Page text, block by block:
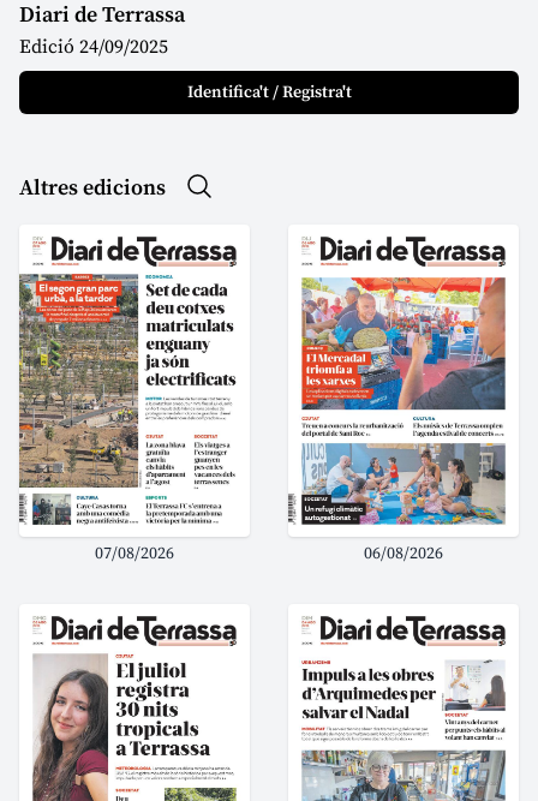
Diari de Terrassa
Edició 24/09/2025
Identifica't / Registra't
Altres edicions
07/08/2026 06/08/2026